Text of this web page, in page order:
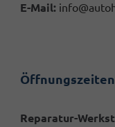
E-Mail:
Öffnungszeiten
Reparatur-